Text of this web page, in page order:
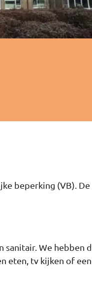
beperking (VB).
We hebben
eten, tv kijken of